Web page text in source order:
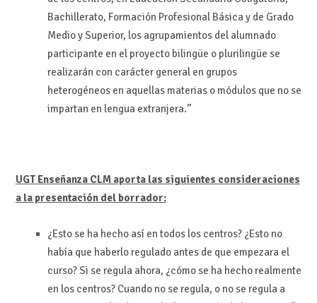
Bachillerato, Formación Profesional Básica y de Grado
Medio y Superior, los agrupamientos del alumnado
participante en el proyecto bilingüe o plurilingüe se
realizarán con carácter general en grupos
heterogéneos en aquellas materias o módulos que no se
impartan en lengua extranjera.”
UGT Enseñanza CLM aporta las siguientes consideraciones
a la presentación del borrador:
¿Esto se ha hecho así en todos los centros? ¿Esto no
había que haberlo regulado antes de que empezara el
curso? Si se regula ahora, ¿cómo se ha hecho realmente
en los centros? Cuando no se regula, o no se regula a